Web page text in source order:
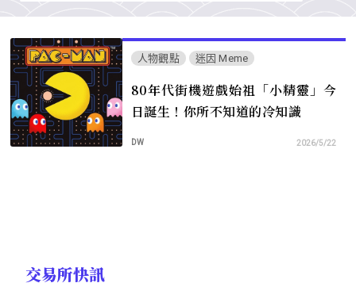
人物觀點 迷因 Meme
80年代街機遊戲始祖「小精靈」今
日誕生！你所不知道的冷知識
DW 2026/5/22
交易所快訊